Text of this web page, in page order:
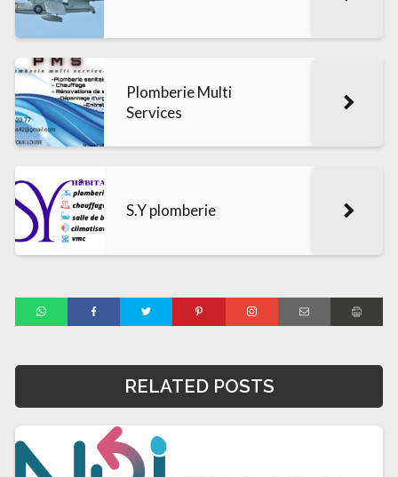
Plomberie Multi
Services
S.Y plomberie
RELATED POSTS